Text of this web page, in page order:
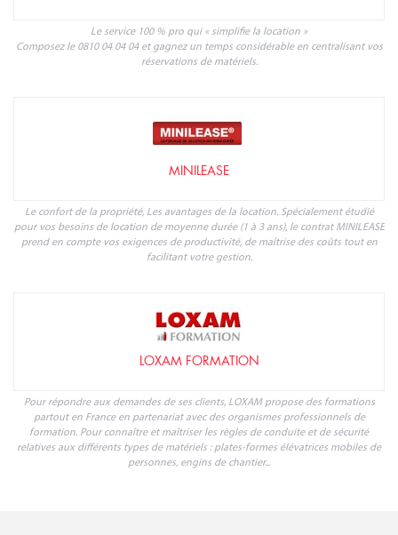
Le service 100 % pro qui « simplifie la location »
Composez le 0810 04 04 04 et gagnez un temps considérable en centralisant vos
réservations de matériels.
MINILEASE
Le confort de la propriété, Les avantages de la location. Spécialement étudié
pour vos besoins de location de moyenne durée (1 à 3 ans), le contrat MINILEASE
prend en compte vos exigences de productivité, de maîtrise des coûts tout en
facilitant votre gestion.
LOXAM FORMATION
Pour répondre aux demandes de ses clients, LOXAM propose des formations
partout en France en partenariat avec des organismes professionnels de
formation. Pour connaître et maîtriser les règles de conduite et de sécurité
relatives aux différents types de matériels : plates-formes élévatrices mobiles de
personnes, engins de chantier...